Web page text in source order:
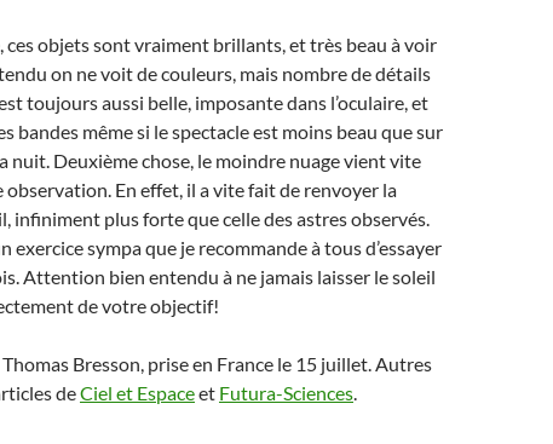
ces objets sont vraiment brillants, et très beau à voir
on ne voit de couleurs, mais nombre de détails
toujours aussi belle, imposante dans l’oculaire, et
bandes même si le spectacle est moins beau que sur
nuit. Deuxième chose, le moindre nuage vient vite
En effet, il a vite fait de renvoyer la
infiniment plus forte que celle des astres observés.
exercice sympa que je recommande à tous d’essayer
Attention bien entendu à ne jamais laisser le soleil
de votre objectif!
Bresson, prise en France le 15 juillet. Autres
deCiel et Espaceet Futura-Sciences.